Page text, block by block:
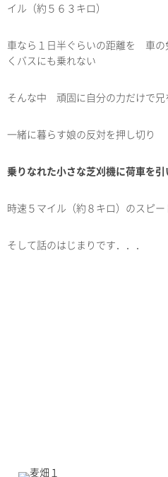
イル（約５６３キロ）
車なら１日半ぐらいの距離を 車
くバスにも乗れない
そんな中 頑固に自分の力だけで兄
一緒に暮らす娘の反対を押し切り
乗りなれた小さな芝刈機に荷車を引
時速５マイル（約８キロ）のスピー
そして話のはじまりです．．．